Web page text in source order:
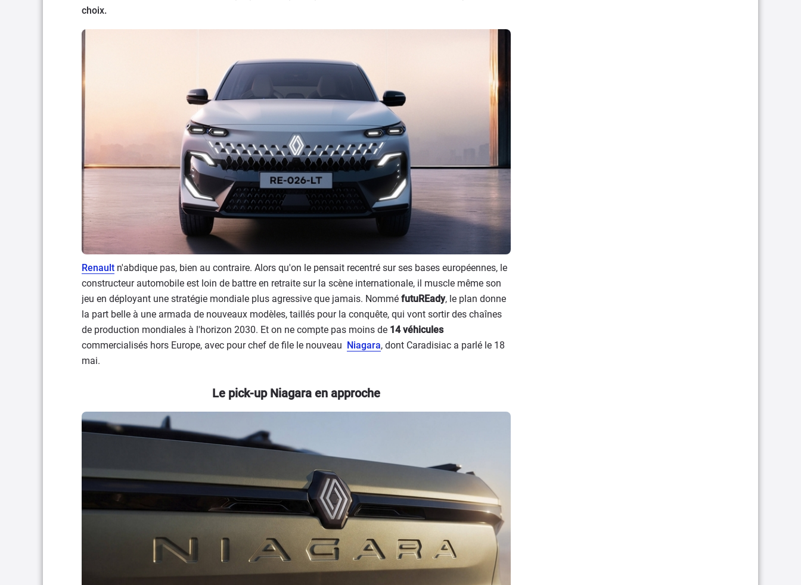
choix.
Renault n'abdique pas, bien au contraire. Alors qu'on le pensait recentré sur ses bases européennes, le
constructeur automobile est loin de battre en retraite sur la scène internationale, il muscle même son
jeu en déployant une stratégie mondiale plus agressive que jamais. Nommé futuREady, le plan donne
la part belle à une armada de nouveaux modèles, taillés pour la conquête, qui vont sortir des chaînes
de production mondiales à l'horizon 2030. Et on ne compte pas moins de 14 véhicules
commercialisés hors Europe, avec pour chef de file le nouveau Niagara, dont Caradisiac a parlé le 18
mai.
Le pick-up Niagara en approche